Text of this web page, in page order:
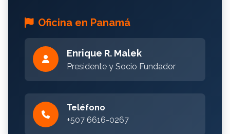
Oficina en Panamá
Enrique R. Malek
Presidente y Socio Fundador
Teléfono
+507 6616-0267